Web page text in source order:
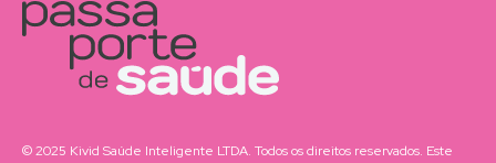
© 2025 Kivid Saúde Inteligente LTDA. Todos os direitos reservados. Este